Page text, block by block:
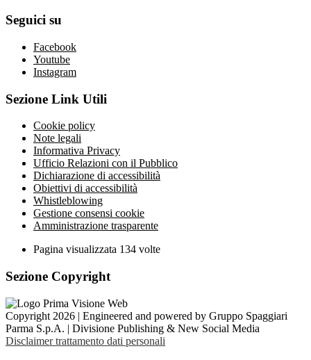
Seguici su
Facebook
Youtube
Instagram
Sezione Link Utili
Cookie policy
Note legali
Informativa Privacy
Ufficio Relazioni con il Pubblico
Dichiarazione di accessibilità
Obiettivi di accessibilità
Whistleblowing
Gestione consensi cookie
Amministrazione trasparente
Pagina visualizzata 134 volte
Sezione Copyright
Copyright 2026 | Engineered and powered by Gruppo Spaggiari
Parma S.p.A. | Divisione Publishing & New Social Media
Disclaimer trattamento dati personali